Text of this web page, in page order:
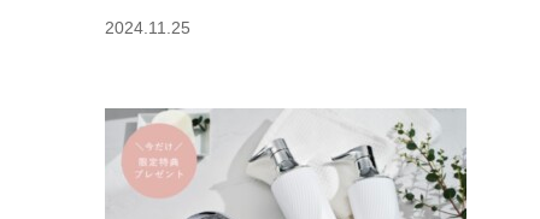
2024.11.25